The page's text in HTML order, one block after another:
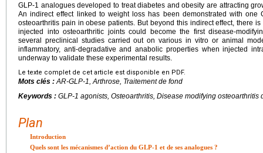
GLP-1 analogues developed to treat diabetes and obesity are attracting
An indirect effect linked to weight loss has been demonstrated with one
osteoarthritis pain in obese patients. But beyond this indirect effect, there
injected into osteoarthritic joints could become the first disease-
several preclinical studies carried out on various in vitro or animal
inflammatory, anti-degradative and anabolic properties when injected
underway to validate these experimental results.
Le texte complet de cet article est disponible en PDF.
Mots clés : AR-GLP-1, Arthrose, Traitement de fond
Keywords : GLP-1 agonists, Osteoarthritis, Disease modifying osteoarthritis
Plan
Introduction
Quels sont les mécanismes d’action du GLP-1 et de ses analogues ?